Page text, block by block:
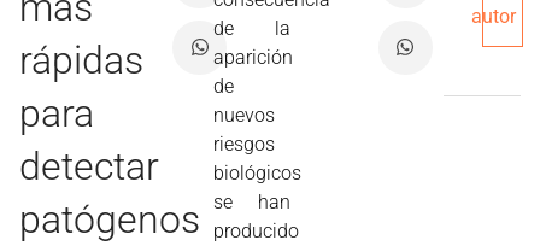
rápidas
para
detectar
patógenos
de la
aparición
de
nuevos
riesgos
biológicos
se han
producido
autor